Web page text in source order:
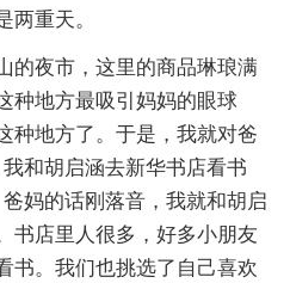
两重天。
的夜市，这里的商品琳琅满
种地方最吸引妈妈的眼球
种地方了。于是，我就对爸
和胡启涵去新华书店看书
妈的话刚落音，我就和胡启
书店里人很多，好多小朋友
书。我们也挑选了自己喜欢